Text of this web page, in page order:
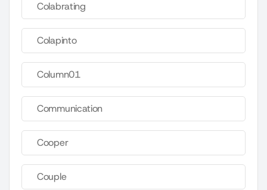
Colabrating
Colapinto
Column01
Communication
Cooper
Couple